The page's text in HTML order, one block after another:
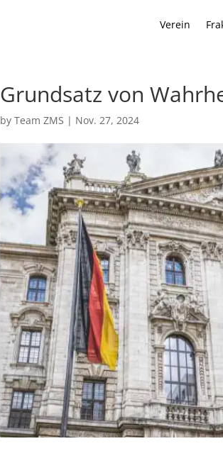
Verein
Grundsatz von
byTeam ZMS | Nov. 27, 2024